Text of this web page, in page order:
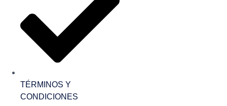
TÉRMINOS Y
CONDICIONES